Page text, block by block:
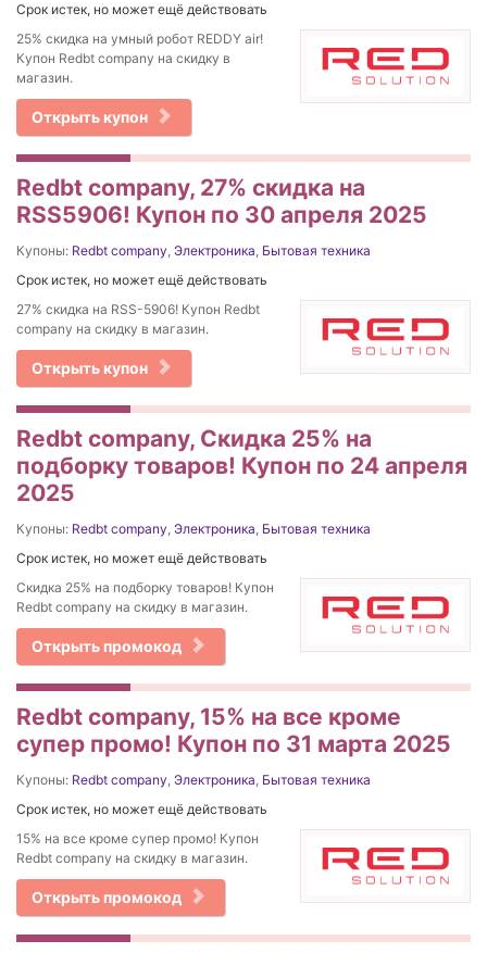
Срок истек, но может ещё действовать
25% скидка на умный робот REDDY air!
Купон Redbt company на скидку в
магазин.
Открыть купон
Redbt company, 27% cкидка на
RSS5906! Купон по 30 апреля 2025
Купоны: Redbt company, Электроника, Бытовая техника
Срок истек, но может ещё действовать
27% cкидка на RSS-5906! Купон Redbt
company на скидку в магазин.
Открыть купон
Redbt company, Скидка 25% на
подборку товаров! Купон по 24 апреля
2025
Купоны: Redbt company, Электроника, Бытовая техника
Срок истек, но может ещё действовать
Скидка 25% на подборку товаров! Купон
Redbt company на скидку в магазин.
Открыть промокод
Redbt company, 15% на все кроме
супер промо! Купон по 31 марта 2025
Купоны: Redbt company, Электроника, Бытовая техника
Срок истек, но может ещё действовать
15% на все кроме супер промо! Купон
Redbt company на скидку в магазин.
Открыть промокод